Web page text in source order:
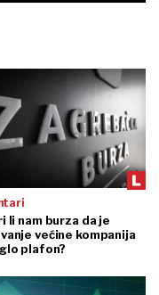
li nam burza da je
većine kompanija
plafon?